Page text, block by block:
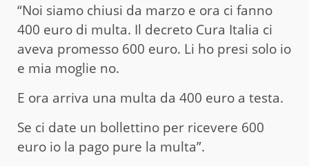
“Noi siamo chiusi da marzo e ora ci fanno
400 euro di multa. Il decreto Cura Italia ci
aveva promesso 600 euro. Li ho presi solo io
e mia moglie no.
E ora arriva una multa da 400 euro a testa.
Se ci date un bollettino per ricevere 600
euro io la pago pure la multa”.